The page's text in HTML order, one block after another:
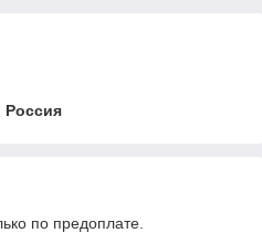
Россия
по предоплате.